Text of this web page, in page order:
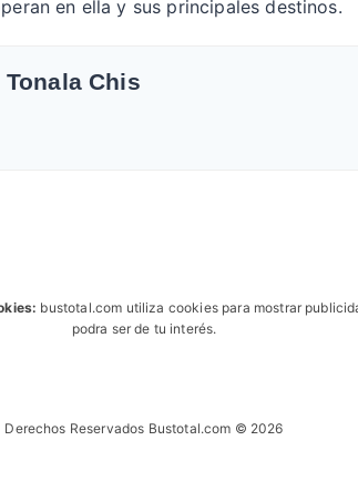
en ella y sus principales destinos.
Chis
bustotal.com utiliza cookies para mostrar
podra ser de tu interés.
Derechos Reservados Bustotal.com © 2026